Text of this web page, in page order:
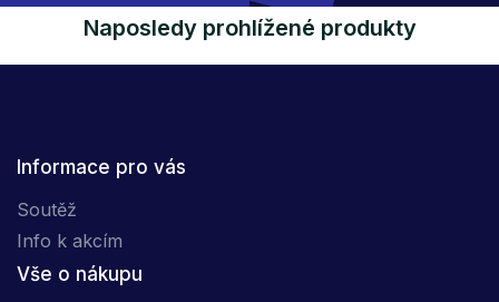
Naposledy prohlížené produkty
Informace pro vás
Soutěž
Info k akcím
Vše o nákupu